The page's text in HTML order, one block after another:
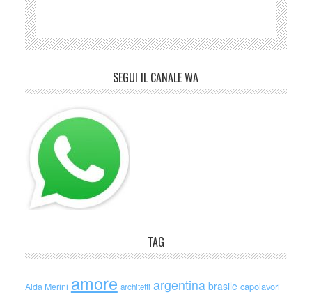
SEGUI IL CANALE WA
TAG
Alda Merini amore architetti argentina brasile capolavori